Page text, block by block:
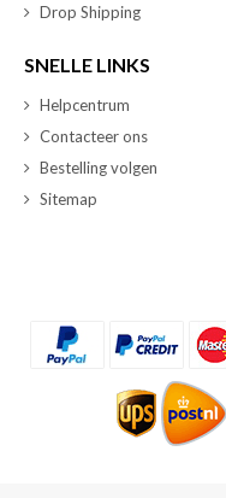
Drop Shipping
SNELLE LINKS
Helpcentrum
Contacteer ons
Bestelling volgen
Sitemap